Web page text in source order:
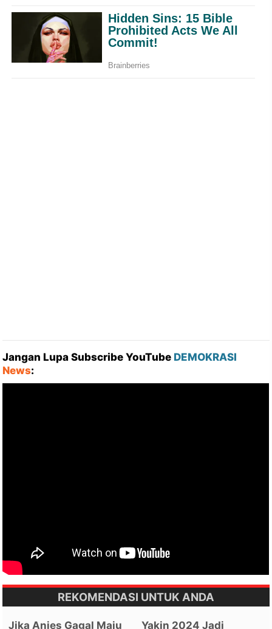
Jangan Lupa Subscribe YouTube DEMOKRASI
News:
REKOMENDASI UNTUK ANDA
Jika Anies Gagal Maju
Yakin 2024 Jadi